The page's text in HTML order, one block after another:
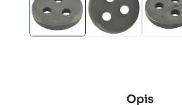
Opis